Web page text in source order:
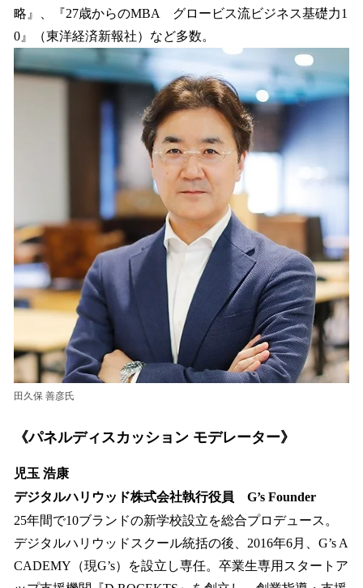
略』、『27歳からのMBA グロービス流ビジネス基礎力1
0』（東洋経済新報社）など多数。
田久保 善彦氏
《パネルディスカッション モデレーター》
児玉 浩康
デジタルハリウッド株式会社執行役員 G’s Founder
25年間で10ブランドの新学校設立を総合プロデュース。
デジタルハリウッドスクール統括の後、2016年6月、G’s A
CADEMY（現G’s）を設立し専任。卒業生専用スタートア